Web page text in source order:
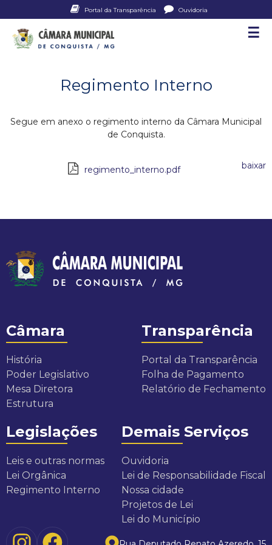
Pular
o
principal
Portal da Transparência Ouvidoria
C
a
u
n
i
i
p
a
l
d
e
C
o
☰
Regimento Interno
Segue em anexo o regimento interno da Câmara Municipal
de Conquista.
regimento_interno.pdf
Câmara
História
Poder Legislativo
Mesa Diretora
Estrutura
Transparência
Portal da Transparência
Folha de Pagamento
Relatório de Fechamento
Legislações
Leis e outras normas
Lei Orgânica
Regimento Interno
Demais Serviços
Ouvidoria
Lei de Responsabilidade Fiscal
Nossa cidade
Projetos de Lei
Lei do Município